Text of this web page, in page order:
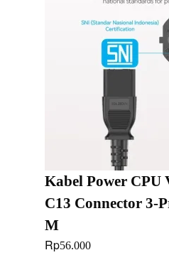
Kabel Power
C13 Connector 3-
M
Rp56.000